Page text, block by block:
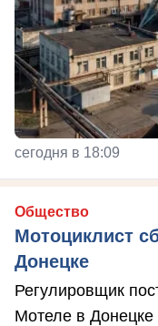
сегодня в 18:09
Общество
Мотоциклист
Донецке
Регулировщик
Мотеле в Донецке